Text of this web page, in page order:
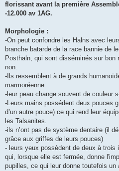
florissant avant la première
-12.000 av 1AG.
Morphologie :
-On peut confondre les Halns avec
branche batarde de la race bannie de
Posthaln, qui sont disséminés sur bon
non.
-Ils ressemblent à de grands
marmoréenne.
-leur peau change souvent de couleur
-Leurs mains possédent deux pouces
d’un autre pouce) ce qui rend leur
les Talsanites.
-ils n’ont pas de système dentaire (il
grâce aux griffes de leurs pouces)
- leurs yeux possèdent de deux à trois
qui, lorsque elle est fermée, donne
pupilles, ce qui leur donne toutefois un